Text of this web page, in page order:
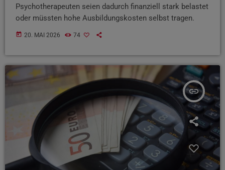
Psychotherapeuten seien dadurch finanziell stark belastet
oder müssten hohe Ausbildungskosten selbst tragen.
today 20. MAI 2026 74
insert_link